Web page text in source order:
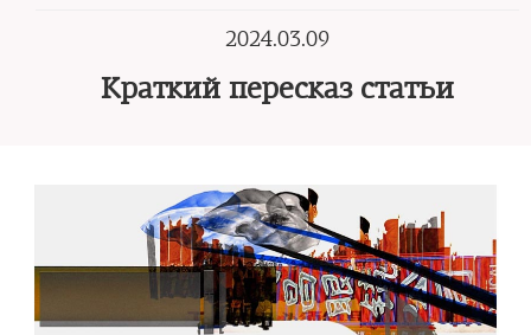
2024.03.09
Краткий пересказ статьи